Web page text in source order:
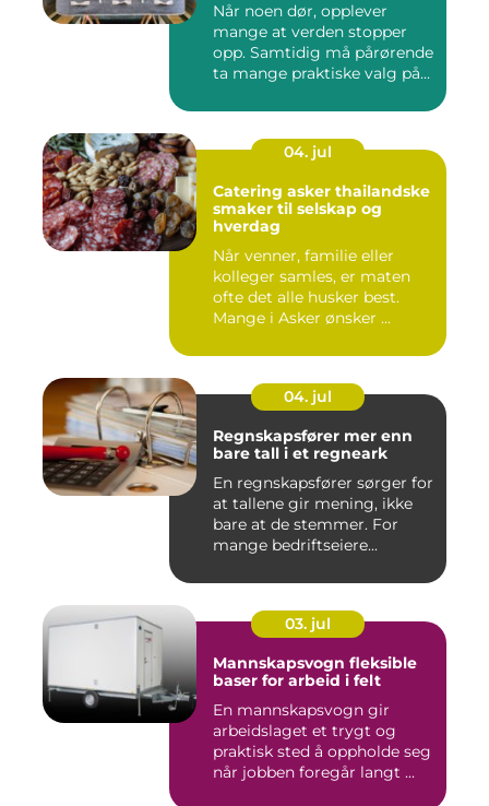
Når noen dør, opplever
mange at verden stopper
opp. Samtidig må pårørende
ta mange praktiske valg på...
04. jul
Catering asker thailandske
smaker til selskap og
hverdag
Når venner, familie eller
kolleger samles, er maten
ofte det alle husker best.
Mange i Asker ønsker ...
04. jul
Regnskapsfører mer enn
bare tall i et regneark
En regnskapsfører sørger for
at tallene gir mening, ikke
bare at de stemmer. For
mange bedriftseiere...
03. jul
Mannskapsvogn fleksible
baser for arbeid i felt
En mannskapsvogn gir
arbeidslaget et trygt og
praktisk sted å oppholde seg
når jobben foregår langt ...